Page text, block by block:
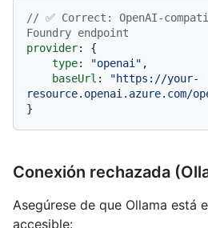
// ✅ Correct: OpenAI-
Foundry endpoint
provider: {
type: "openai" ,
baseUrl :
"https://your-
resource.openai.azure.com/
Conexión rechazada
Asegúrese de que Ollama está
accesible: